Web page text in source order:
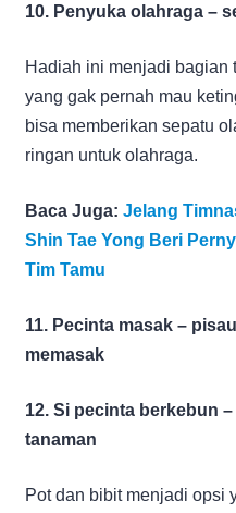
10. Penyuka olahraga –
Hadiah ini menjadi bagian
yang gak pernah mau
bisa memberikan sepatu
ringan untuk olahraga.
Baca Juga: Jelang
Shin Tae Yong Beri
Tim Tamu
11. Pecinta masak –
memasak
12. Si pecinta berkebun
tanaman
Pot dan bibit menjadi opsi